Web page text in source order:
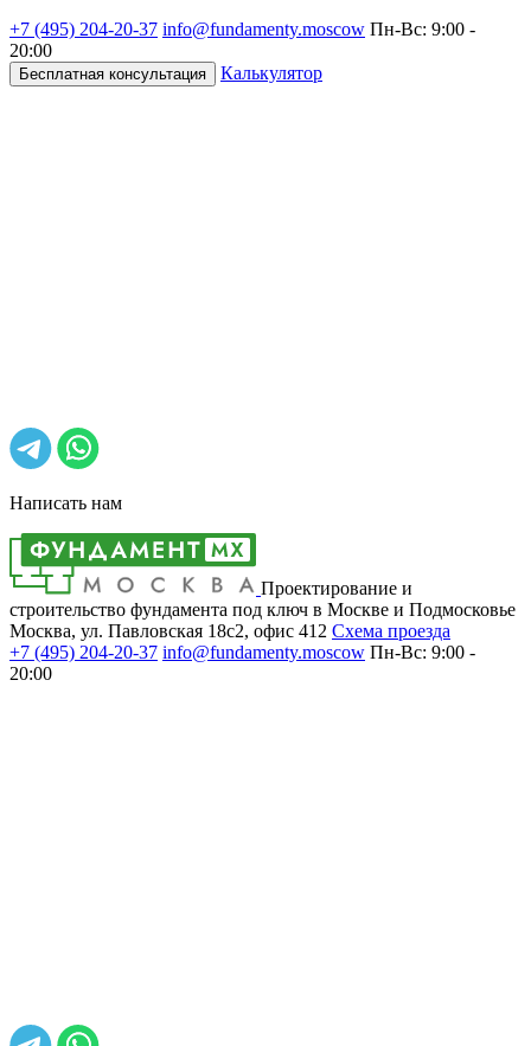
+7 (495) 204-20-37 info@fundamenty.moscow Пн-Вс: 9:00 -
20:00
Бесплатная консультация Калькулятор
Написать нам
Проектирование и
строительство фундамента под ключ в Москве и Подмосковье
Москва, ул. Павловская 18с2, офис 412 Cхема проезда
+7 (495) 204-20-37 info@fundamenty.moscow Пн-Вс: 9:00 -
20:00